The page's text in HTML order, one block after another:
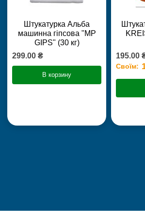
Штукатурка Альба
машинна гіпсова "MP
GIPS" (30 кг)
299.00 ₴
В корзину
195.00
Своїм: